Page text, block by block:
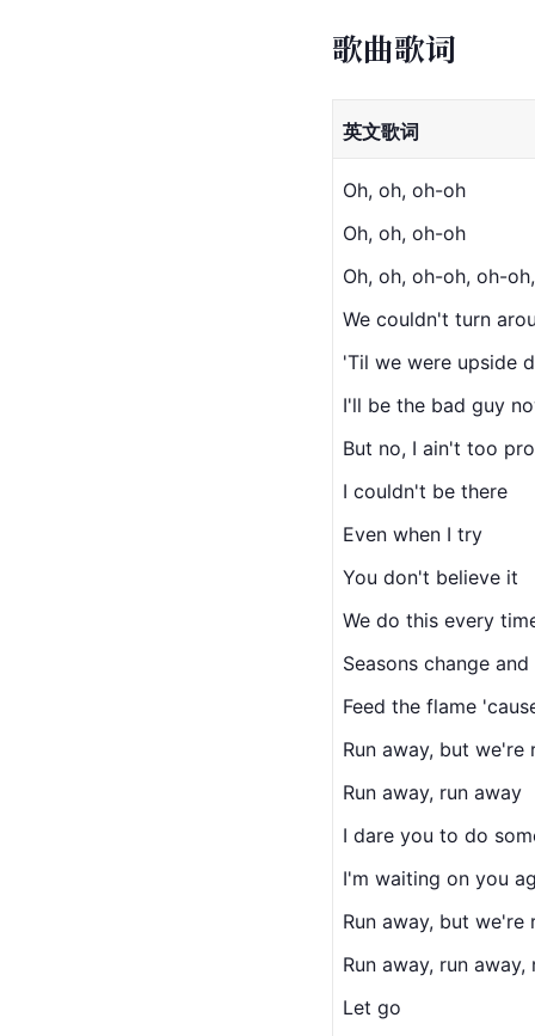
歌曲歌词
英文歌词
Oh, oh, oh-oh
Oh, oh, oh-oh
Oh, oh, oh-oh, oh-
We couldn't turn
'Til we were upside
I'll be the bad guy
But no, I ain't too
I couldn't be there
Even when I try
You don't believe it
We do this every
Seasons change
Feed the flame
Run away, but we're
Run away, run away
I dare you to do
I'm waiting on you
Run away, but we're
Run away, run away,
Let go